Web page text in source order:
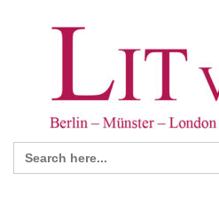
Search
for: